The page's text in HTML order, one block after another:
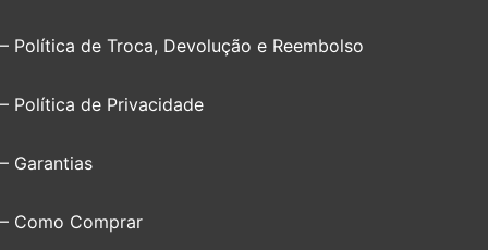
– Política de Troca, Devolução e Reembolso
– Política de Privacidade
– Garantias
– Como Comprar